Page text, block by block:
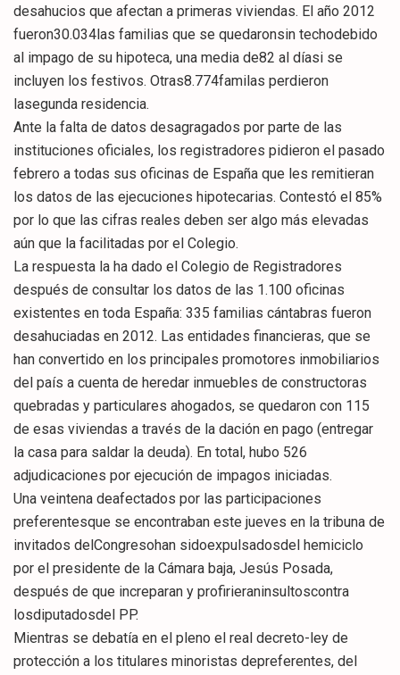
desahucios que afectan a primeras viviendas. El año 2012
fueron30.034las familias que se quedaronsin techodebido
al impago de su hipoteca, una media de82 al díasi se
incluyen los festivos. Otras8.774familas perdieron
lasegunda residencia.
Ante la falta de datos desagragados por parte de las
instituciones oficiales, los registradores pidieron el pasado
febrero a todas sus oficinas de España que les remitieran
los datos de las ejecuciones hipotecarias. Contestó el 85%
por lo que las cifras reales deben ser algo más elevadas
aún que la facilitadas por el Colegio.
La respuesta la ha dado el Colegio de Registradores
después de consultar los datos de las 1.100 oficinas
existentes en toda España: 335 familias cántabras fueron
desahuciadas en 2012. Las entidades financieras, que se
han convertido en los principales promotores inmobiliarios
del país a cuenta de heredar inmuebles de constructoras
quebradas y particulares ahogados, se quedaron con 115
de esas viviendas a través de la dación en pago (entregar
la casa para saldar la deuda). En total, hubo 526
adjudicaciones por ejecución de impagos iniciadas.
Una veintena deafectados por las participaciones
preferentesque se encontraban este jueves en la tribuna de
invitados delCongresohan sidoexpulsadosdel hemiciclo
por el presidente de la Cámara baja, Jesús Posada,
después de que increparan y profirieraninsultoscontra
losdiputadosdel PP.
Mientras se debatía en el pleno el real decreto-ley de
protección a los titulares minoristas depreferentes, del